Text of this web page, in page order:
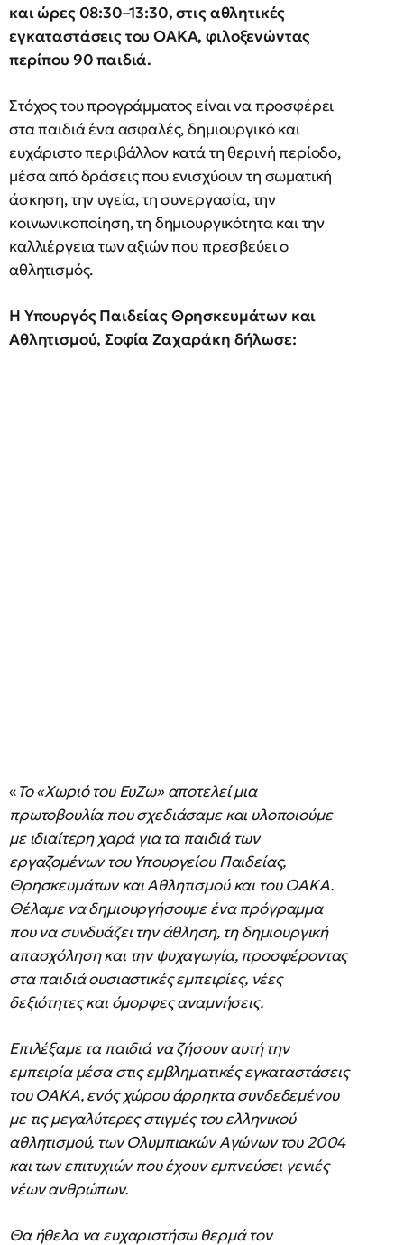
και ώρες 08:30–13:30, στις αθλητικές
εγκαταστάσεις του ΟΑΚΑ, φιλοξενώντας
περίπου 90 παιδιά.
Στόχος του προγράμματος είναι να προσφέρει
στα παιδιά ένα ασφαλές, δημιουργικό και
ευχάριστο περιβάλλον κατά τη θερινή περίοδο,
μέσα από δράσεις που ενισχύουν τη σωματική
άσκηση, την υγεία, τη συνεργασία, την
κοινωνικοποίηση, τη δημιουργικότητα και την
καλλιέργεια των αξιών που πρεσβεύει ο
αθλητισμός.
Η Υπουργός Παιδείας Θρησκευμάτων και
Αθλητισμού, Σοφία Ζαχαράκη δήλωσε:
«Το «Χωριό του ΕυΖω» αποτελεί μια
πρωτοβουλία που σχεδιάσαμε και υλοποιούμε
με ιδιαίτερη χαρά για τα παιδιά των
εργαζομένων του Υπουργείου Παιδείας,
Θρησκευμάτων και Αθλητισμού και του ΟΑΚΑ.
Θέλαμε να δημιουργήσουμε ένα πρόγραμμα
που να συνδυάζει την άθληση, τη δημιουργική
απασχόληση και την ψυχαγωγία, προσφέροντας
στα παιδιά ουσιαστικές εμπειρίες, νέες
δεξιότητες και όμορφες αναμνήσεις.
Επιλέξαμε τα παιδιά να ζήσουν αυτή την
εμπειρία μέσα στις εμβληματικές εγκαταστάσεις
του ΟΑΚΑ, ενός χώρου άρρηκτα συνδεδεμένου
με τις μεγαλύτερες στιγμές του ελληνικού
αθλητισμού, των Ολυμπιακών Αγώνων του 2004
και των επιτυχιών που έχουν εμπνεύσει γενιές
νέων ανθρώπων.
Θα ήθελα να ευχαριστήσω θερμά τον